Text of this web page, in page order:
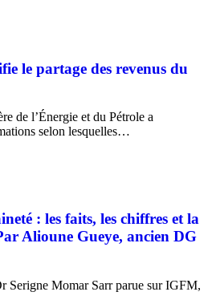
le partage des revenus du
de l’Énergie et du Pétrole a
selon lesquelles…
: les faits, les chiffres et la
Alioune Gueye, ancien DG
Serigne Momar Sarr parue sur IGFM,